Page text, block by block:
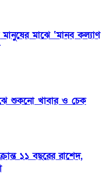
মাঝে ‘মানব কল্যাণ
শুকনো খাবার ও চেক
১১ বছরের রাশেদ,